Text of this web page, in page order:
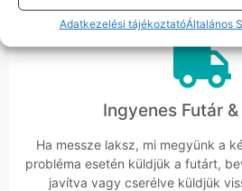
Adatkezelési tájékoztatóÁltalános
Ingyenes Futár
Ha messze laksz, mi megyünk a
probléma esetén küldjük a futárt,
javítva vagy cserélve küldjük